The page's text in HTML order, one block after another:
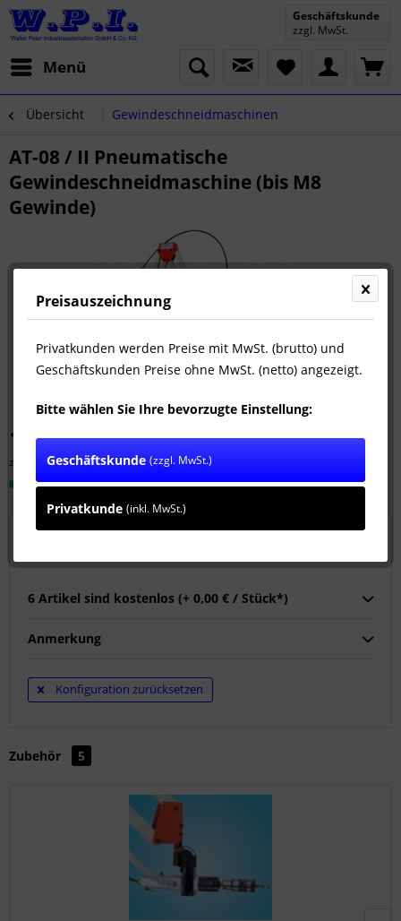
Menü
Geschäftskunde
zzgl. MwSt.
Übersicht Gewindeschneidmaschinen
AT-08 / II Pneumatische
Gewindeschneidmaschine (bis M8
Gewinde)
1.399,00 € *
zzgl. MwSt.zzgl. Versandkosten
Sofort versandfertig, Lieferzeit ca. 1-3 Werktage
6 Artikel sind kostenlos (+ 0,00 € / Stück*)
Anmerkung
Konfiguration zurücksetzen
Zubehör 5
Preisauszeichnung
Privatkunden werden Preise mit MwSt. (brutto) und
Geschäftskunden Preise ohne MwSt. (netto) angezeigt.
Bitte wählen Sie Ihre bevorzugte Einstellung:
Geschäftskunde (zzgl. MwSt.)
Privatkunde (inkl. MwSt.)